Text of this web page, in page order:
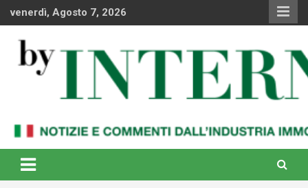
venerdì, Agosto 7, 2026
By Internews
internazionale